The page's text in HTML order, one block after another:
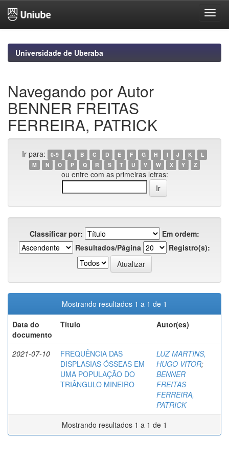
navigationUniversidade de Uberaba
Navegando por Autor
BENNER FREITAS
FERREIRA, PATRICK
Ir para: 0-9 A B C D E F G H I J K
L
M
N O P Q R S T U V W X Y Z
ou entre com as primeiras letras:
Classificar por:
Em ordem:
Resultados/Página
Registro(s):
Mostrando resultados 1 a 1 de 1
Data do
documento
Título Autor(es)
2021-07-10
FREQUÊNCIA DAS
DISPLASIAS ÓSSEAS EM
UMA POPULAÇÃO DO
TRIÂNGULO MINEIRO
LUZ MARTINS,
HUGO VITOR;
BENNER
FREITAS
FERREIRA,
PATRICK
Mostrando resultados 1 a 1 de 1